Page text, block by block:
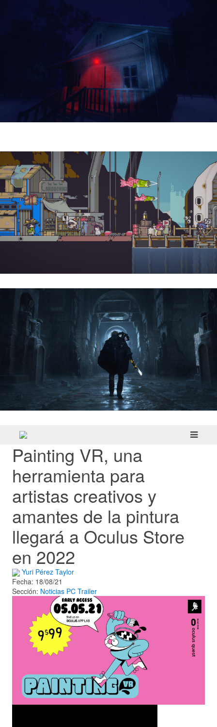
Painting VR, una
herramienta para
artistas creativos y
amantes de la pintura
llegará a Oculus Store
en 2022
Yuri Pérez Taylor
Fecha: 18/08/21
Sección: Noticias PC Trailer